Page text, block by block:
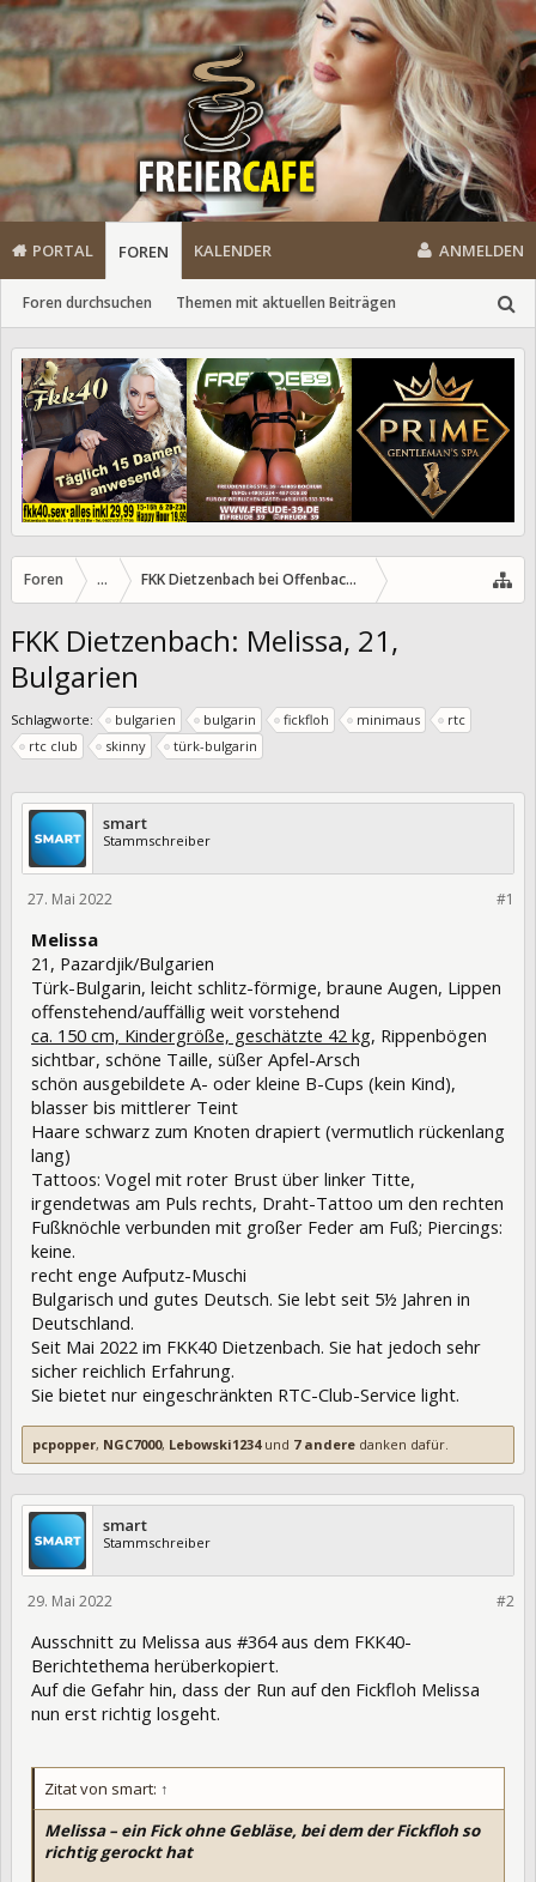
PORTAL FOREN
Foren durchsuchen Themen mit aktuellen Beiträgen
KALENDER ANMELDEN
Foren ... FKK Dietzenbach bei Offenbach/Hessen
FKK Dietzenbach: Melissa, 21,
Bulgarien
Schlagworte: bulgarien bulgarin fickfloh minimaus
rtc
rtc club
skinny türk-bulgarin
smart
Stammschreiber
#1
27. Mai 2022
Melissa
21, Pazardjik/Bulgarien
Türk-Bulgarin, leicht schlitz-förmige, braune Augen, Lippen
offenstehend/auffällig weit vorstehend
ca. 150 cm, Kindergröße, geschätzte 42 kg, Rippenbögen
sichtbar, schöne Taille, süßer Apfel-Arsch
schön ausgebildete A- oder kleine B-Cups (kein Kind),
blasser bis mittlerer Teint
Haare schwarz zum Knoten drapiert (vermutlich rückenlang
lang)
Tattoos: Vogel mit roter Brust über linker Titte,
irgendetwas am Puls rechts, Draht-Tattoo um den rechten
Fußknöchle verbunden mit großer Feder am Fuß; Piercings:
keine.
recht enge Aufputz-Muschi
Bulgarisch und gutes Deutsch. Sie lebt seit 5½ Jahren in
Deutschland.
Seit Mai 2022 im FKK40 Dietzenbach. Sie hat jedoch sehr
sicher reichlich Erfahrung.
Sie bietet nur eingeschränkten RTC-Club-Service light.
pcpopper, NGC7000, Lebowski1234und 7 andere danken dafür.
smart
Stammschreiber
#2
29. Mai 2022
Ausschnitt zu Melissa aus #364 aus dem FKK40-
Berichtethema herüberkopiert.
Auf die Gefahr hin, dass der Run auf den Fickfloh Melissa
nun erst richtig losgeht.
Zitat von smart: ↑
Melissa – ein Fick ohne Gebläse, bei dem der Fickfloh so
richtig gerockt hat